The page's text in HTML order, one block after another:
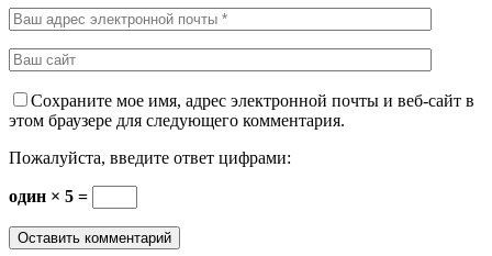
Сохраните мое имя, адрес электронной почты и веб-сайт в
этом браузере для следующего комментария.
Пожалуйста, введите ответ цифрами:
один × 5 =